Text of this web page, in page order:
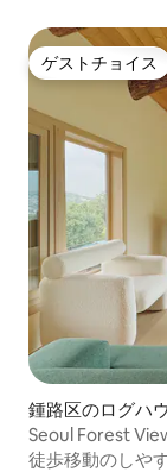
ゲストチョイス
ゲストチョイス
鍾路区のログハ
Seoul Forest
徒歩移動のしや